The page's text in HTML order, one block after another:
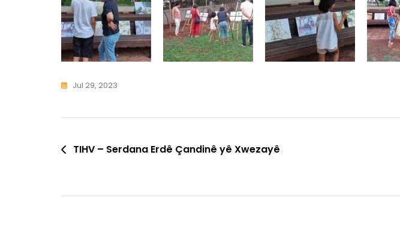
Jul 29, 2023
Post
TIHV – Serdana Erdê Çandinê yê Xwezayê